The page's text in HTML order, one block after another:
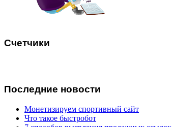
Счетчики
Последние новости
Монетизируем спортивный сайт
Что такое быстробот